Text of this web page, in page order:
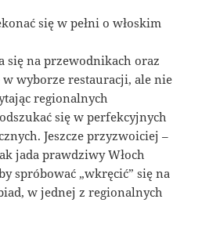
się w pełni o włoskim
się na przewodnikach oraz
wyborze restauracji, ale nie
regionalnych
się w perfekcyjnych
Jeszcze przyzwoiciej –
jada prawdziwy Włoch
spróbować „wkręcić” się na
w jednej z regionalnych